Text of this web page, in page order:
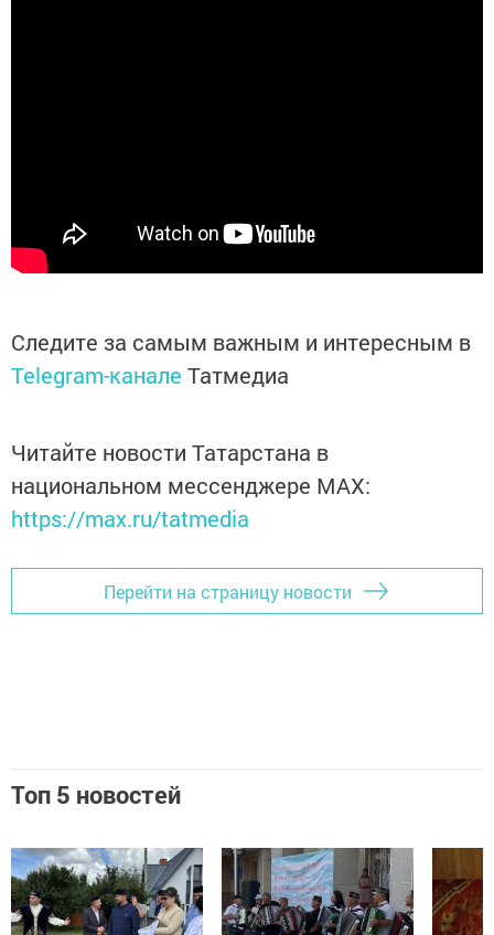
Следите за самым важным и интересным в
Telegram-канале Татмедиа
Читайте новости Татарстана в
национальном мессенджере MАХ:
https://max.ru/tatmedia
Перейти на страницу новости
Топ 5 новостей